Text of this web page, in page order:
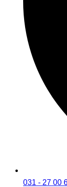
031 - 27 00